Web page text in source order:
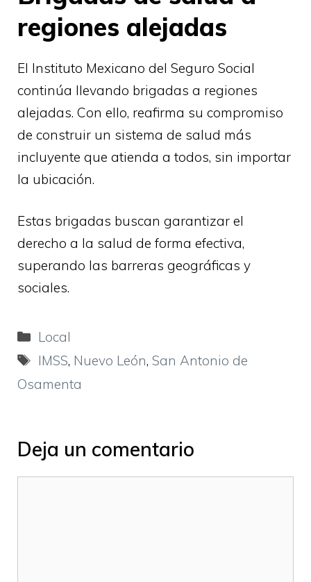
regiones alejadas
El Instituto Mexicano del Seguro Social
continúa llevando brigadas a regiones
alejadas. Con ello, reafirma su compromiso
de construir un sistema de salud más
incluyente que atienda a todos, sin importar
la ubicación.
Estas brigadas buscan garantizar el
derecho a la salud de forma efectiva,
superando las barreras geográficas y
sociales.
Categorías
Local
Etiquetas
IMSS, Nuevo León,San Antonio de
Osamenta
Deja un comentario